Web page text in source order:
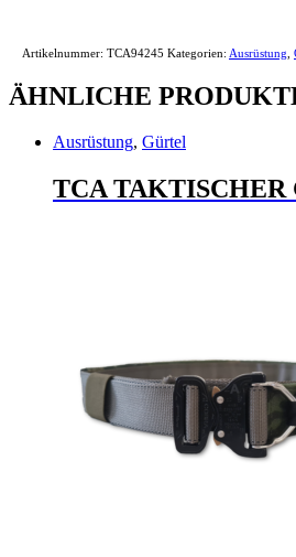
Artikelnummer: TCA94245 Kategorien: Ausrüstung
ÄHNLICHE
Ausrüstung, Gürtel
TCA